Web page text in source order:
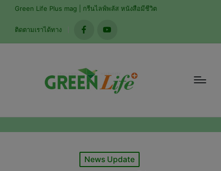
Green Life Plus mag | กรีนไลฟ์พลัส หนังสือมีชีวิต
ติดตามเราได้ทาง
facebookyoutube
Posted
News Update
modal-check